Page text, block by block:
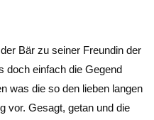
Bär zu seiner Freundin der
doch einfach die Gegend
was die so den lieben langen
vor. Gesagt, getan und die